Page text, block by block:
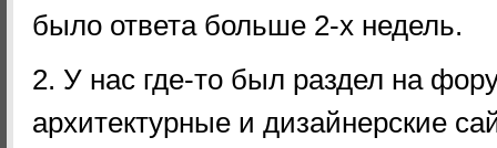
было ответа больше 2-х недель.
2. У нас где-то был раздел на
архитектурные и дизайнерские